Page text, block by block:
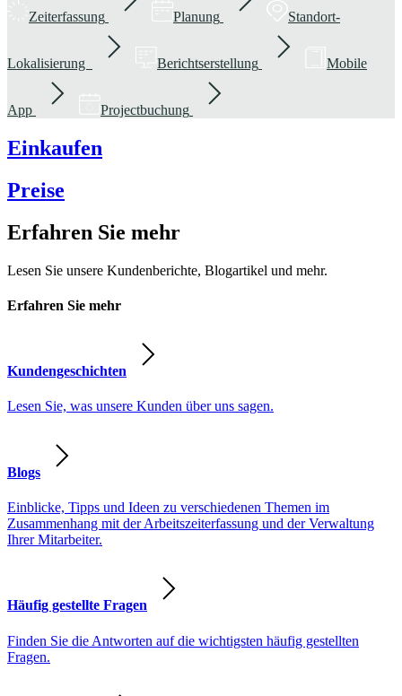
Zeiterfassung Planung Standort-
Lokalisierung Berichtserstellung Mobile
App Projectbuchung
Einkaufen
Preise
Erfahren Sie mehr
Lesen Sie unsere Kundenberichte, Blogartikel und mehr.
Erfahren Sie mehr
Kundengeschichten
Lesen Sie, was unsere Kunden über uns sagen.
Blogs
Einblicke, Tipps und Ideen zu verschiedenen Themen im
Zusammenhang mit der Arbeitszeiterfassung und der Verwaltung
Ihrer Mitarbeiter.
Häufig gestellte Fragen
Finden Sie die Antworten auf die wichtigsten häufig gestellten
Fragen.